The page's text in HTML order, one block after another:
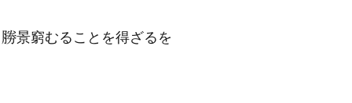
景窮むることを得ざるを